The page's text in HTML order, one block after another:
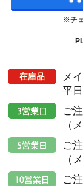
※チ
メ
平
ご
（
ご
（
ご